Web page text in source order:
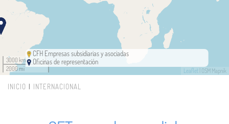
3000 km
2000 mi
Leaflet | OSM Mapnik
CFH Empresas subsidiarias y asociadas
Oficinas de representación
INICIO INTERNACIONAL